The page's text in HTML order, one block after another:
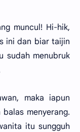
muncul! Hi-hik,
ini dan biar taijin
sudah menubruk
maka iapun
menyerang.
itu sungguh